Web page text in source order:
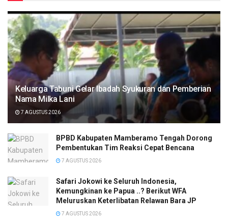
Keluarga Tabuni Gelar Ibadah Syukuran dan Pemberian
Nama Milka Lani
7 AGUSTUS 2026
BPBD Kabupaten Mamberamo Tengah Dorong
Pembentukan Tim Reaksi Cepat Bencana
7 AGUSTUS 2026
Safari Jokowi ke Seluruh Indonesia,
Kemungkinan ke Papua ..? Berikut WFA
Meluruskan Keterlibatan Relawan Bara JP
7 AGUSTUS 2026